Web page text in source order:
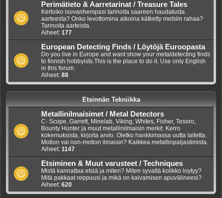
Perimätieto & Aarretarinat / Treasure Tales
Kertoiko isovanhempasi tarinoita saareen haudatusta
aarteesta? Onko levottomina aikoina kätketty metsiin rahaa?
Tarinoita aarteista.
Aiheet: 177
European Detecting Finds / Löytöjä Euroopasta
Do you live in Europe and want show your metaldetecting finds
to finnish hobbyists.This is the place to do it. Use only English
in this forum.
Aiheet: 88
Etsinnän Tekniikka
Metallinilmaisimet / Metal Detectors
C- Scope, Garrett, Minelab, Viking, Whites, Fisher, Tesoro,
Bounty Hunter ja muut metallinilmaisin merkit. Kerro
kokemuksista, kirjoita arvio. Oletko hankkimassa uutta laitetta.
Motion vai non-motion ilmaisin? Kaikkea metallinpaljastimista.
Aiheet: 1147
Etsiminen & Muut varusteet / Techniques
Mistä kannattaa etsiä ja miten? Miten syvaltä kolikko loytyy?
Mitä pakkaat reppuusi ja mikä on kaivamisen apuvälineesi?
Aiheet: 620